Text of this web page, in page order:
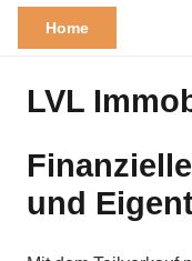
Home
LVL
und